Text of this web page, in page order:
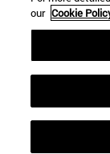
our Cookie